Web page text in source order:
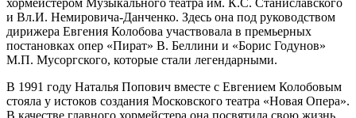
хормейстером Музыкального театра им. К.С. Станиславского
и Вл.И. Немировича-Данченко. Здесь она под руководством
дирижера Евгения Колобова участвовала в премьерных
постановках опер «Пират» В. Беллини и «Борис Годунов»
М.П. Мусоргского, которые стали легендарными.
В 1991 году Наталья Попович вместе с Евгением Колобовым
стояла у истоков создания Московского театра «Новая Опера».